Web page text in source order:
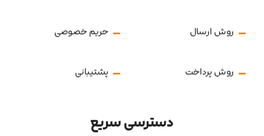
روش ارسال حریم خصوصی
روش پرداخت پشتیبانی
دسترسی سریع